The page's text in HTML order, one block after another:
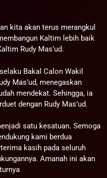
kita akan terus merangkul
Kaltim lebih baik
Rudy Mas’ud.
Bakal Calon Wakil
Mas’ud, menegaskan
mendekat. Sehingga, ia
dengan Rudy Mas’ud.
satu kesatuan. Semoga
kami berdua
kasih pada seluruh
Amanah ini akan